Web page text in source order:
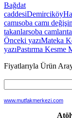
Bağdat
caddesiDemirciköy
camısoba camı
takanlarsoba camları
Yazı
dolaşımı
Önceki yazıMateka
yazıPastırma Kesme
Fiyatlarıyla Ürün
www.mutfakmerkezi.com